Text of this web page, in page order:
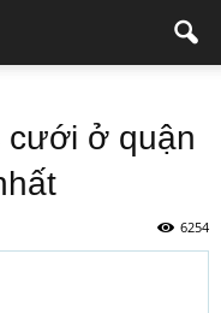
cưới ở quận
6254